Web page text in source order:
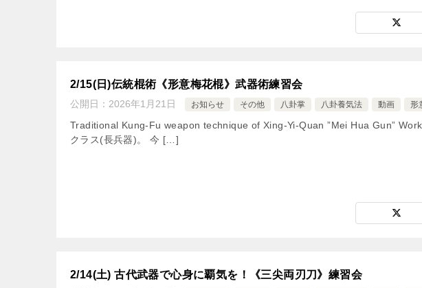
2/15(日)伝統棍術《形意梅花棍》武器術練習会
公開日： 2026年1月21日 お知らせ その他 八卦掌 八卦養気法 動画 形
Traditional Kung-Fu weapon technique of Xing-Yi-Quan ”Mei Hua Gun”
クラス(長兵器)。 今 […]
2/14(土) 古代武器で心身に覇気を！《三尖両刃刀》練習会